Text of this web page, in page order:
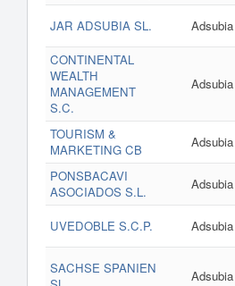
JAR ADSUBIA SL.
Adsubia
CONTINENTAL
WEALTH
MANAGEMENT
S.C.
Adsubia
TOURISM &
MARKETING CB
Adsubia
PONSBACAVI
ASOCIADOS S.L.
Adsubia
UVEDOBLE S.C.P.
Adsubia
SACHSE SPANIEN
Adsubia